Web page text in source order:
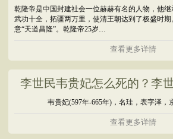
乾隆帝是中国封建社会一位赫赫有名的人物，他继
武功十全，拓疆两万里，使清王朝达到了极盛时期
意“天道昌隆”。乾隆帝25岁…
查看更多详情
李世民韦贵妃怎么死的？李
韦贵妃(597年-665年)，名珪，表字泽，
查看更多详情